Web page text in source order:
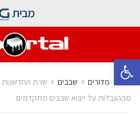
פתח סרגל נגישות
מבית
בית מדורים ‫שבבים‬
שרת החדשנות
מההגבלות על ייצוא שבבים מתקדמים